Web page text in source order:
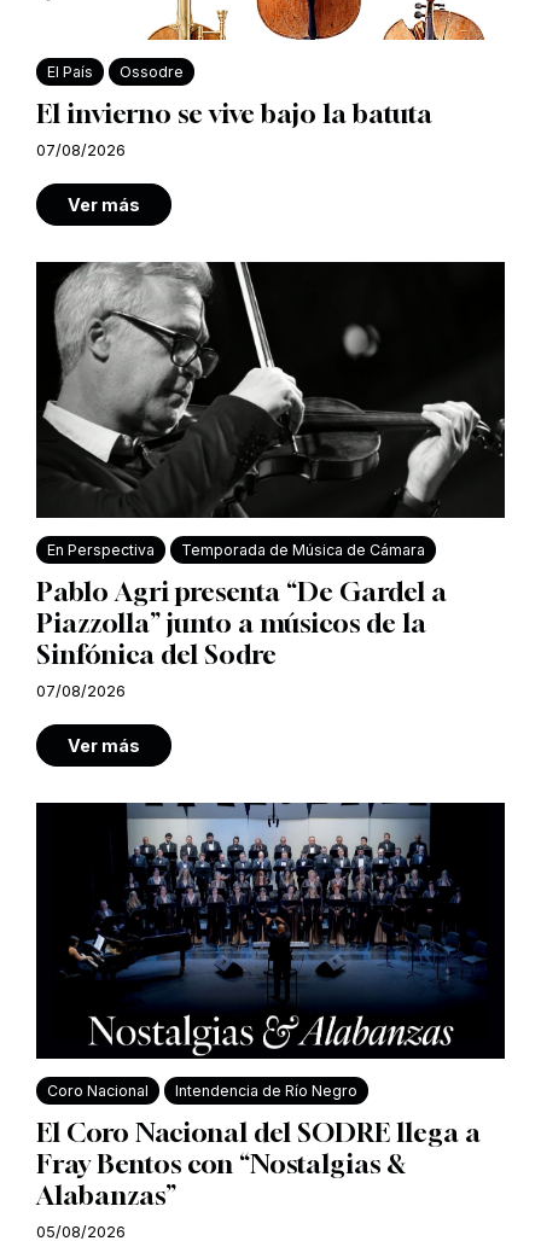
El País Ossodre
El invierno se vive bajo la batuta
07/08/2026
Ver más
En Perspectiva Temporada de Música de Cámara
Pablo Agri presenta “De Gardel a
Piazzolla” junto a músicos de la
Sinfónica del Sodre
07/08/2026
Ver más
Coro Nacional Intendencia de Río Negro
El Coro Nacional del SODRE llega a
Fray Bentos con “Nostalgias &
Alabanzas”
05/08/2026